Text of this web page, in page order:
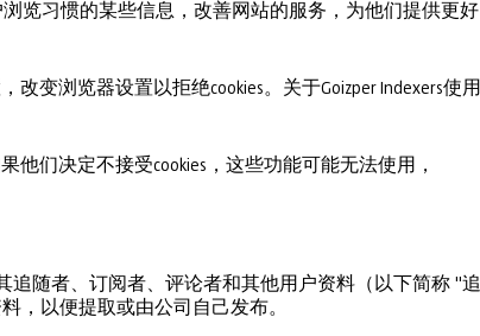
览习惯的某些信息，改善网站的服务，为他们提供更好
变浏览器设置以拒绝cookies。关于Goizper Indexers使用
他们决定不接受cookies，这些功能可能无法使用，
追随者、订阅者、评论者和其他用户资料（以下简称 "追
，以便提取或由公司自己发布。